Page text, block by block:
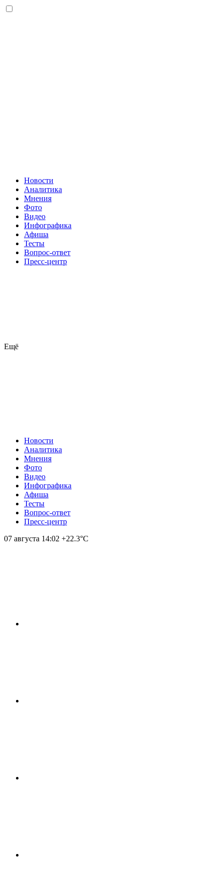
Новости
Аналитика
Мнения
Фото
Видео
Инфографика
Афиша
Тесты
Вопрос-ответ
Пресс-центр
Ещё
Новости
Аналитика
Мнения
Фото
Видео
Инфографика
Афиша
Тесты
Вопрос-ответ
Пресс-центр
07 августа 14:02 +22.3°С